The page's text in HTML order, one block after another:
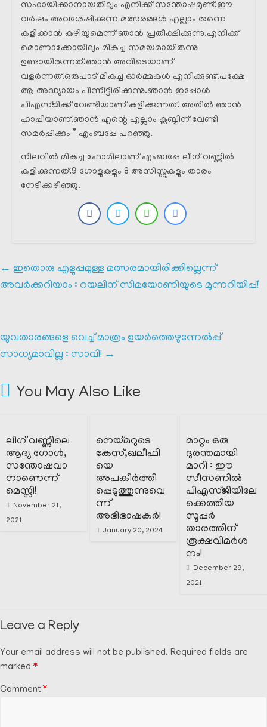
സഹായിക്കാനായതിലും എനിക്ക് സന്തോഷമുണ്ട്.ഈ
വർഷം അവശേഷിക്കുന്ന മത്സരങ്ങൾ എല്ലാം തന്നെ
കളിക്കാൻ കഴിയുമെന്ന് ഞാൻ പ്രതീക്ഷിക്കുന്നു.എനിക്ക്
മൊണാക്കോയിലും മികച്ച സമയമായിരുന്നു
ഉണ്ടായിരുന്നത്.ഞാൻ അവിടെയാണ്
വളർന്നത്.ഒരുപാട് മികച്ച ഓർമ്മകൾ എനിക്കുണ്ട്.പക്ഷേ
ആ അദ്ധ്യായം പിന്നിട്ടിരിക്കുന്നു.ഞാൻ ഇപ്പോൾ
പിഎസ്ജിക്ക് വേണ്ടിയാണ് കളിക്കുന്നത്. അതിൽ ഞാൻ
ഹാപ്പിയാണ്.ഞാൻ എന്റെ എല്ലാം ക്ലബ്ബിന് വേണ്ടി
സമർപ്പിക്കും ” എംബപ്പേ പറഞ്ഞു.
നിലവിൽ മികച്ച ഫോമിലാണ് എംബപ്പേ ലീഗ് വണ്ണിൽ
കളിക്കുന്നത്.9 ഗോളുകളും 8 അസിസ്റ്റുകളും താരം
നേടിക്കഴിഞ്ഞു.
← ഇതൊരു എളുപ്പമുള്ള മത്സരമായിരിക്കില്ലെന്ന്
അവർക്കറിയാം : റയലിന് സിമയോണിയുടെ മുന്നറിയിപ്പ്!
യുവതാരങ്ങളെ വെച്ച് മാത്രം ഉയർത്തെഴുന്നേൽപ്പ്
സാധ്യമാവില്ല : സാവി! →
You May Also Like
ലീഗ് വണ്ണിലെ
ആദ്യ ഗോൾ,
സന്തോഷവാ
നാണെന്ന്
മെസ്സി!
November 21,
2021
നെയ്മറുടെ
കേസ്,ഖലീഫി
യെ
അപകീർത്തി
പ്പെടുത്തുന്നുവെ
ന്ന്
അഭിഭാഷകർ!
January 20, 2024
മാറ്റം ഒരു
ദുരന്തമായി
മാറി : ഈ
സീസണിൽ
പിഎസ്ജിയിലേ
ക്കെത്തിയ
സൂപ്പർ
താരത്തിന്
രൂക്ഷവിമർശ
നം!
December 29,
2021
Leave a Reply
Your email address will not be published. Required fields are
marked *
Comment *